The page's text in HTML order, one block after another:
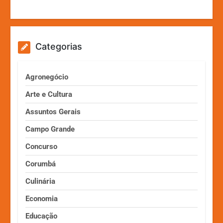
Categorias
Agronegócio
Arte e Cultura
Assuntos Gerais
Campo Grande
Concurso
Corumbá
Culinária
Economia
Educação